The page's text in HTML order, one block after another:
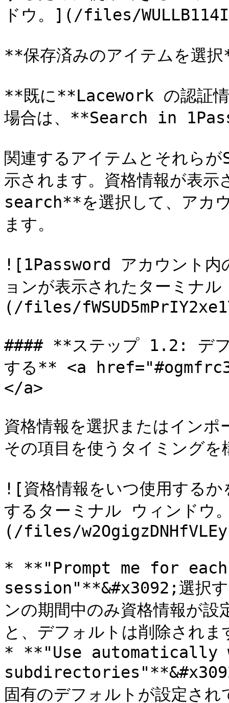
ドウ。](/files/
**保存済みのアイテムを選
**既に**Lacework の認証
場合は、**Search in
関連するアイテムとそれら
示されます。資格情報が表
search**を選択して、アカ
ます。
![1Password アカウント内
ョンが表示されたターミナ
(/files/
#### **ステップ 1.2: デフ
する** <a
</a>
資格情報を選択またはイン
その項目を使うタイミング
![資格情報をいつ使用するか
するターミナル ウィンドウ
(/files/
* **"Prompt me for
session"**&#x3092;選択す
ンの期間中のみ資格情報が
と、デフォルトは削除されま
* **"Use
固有のデフォルトが設定さ